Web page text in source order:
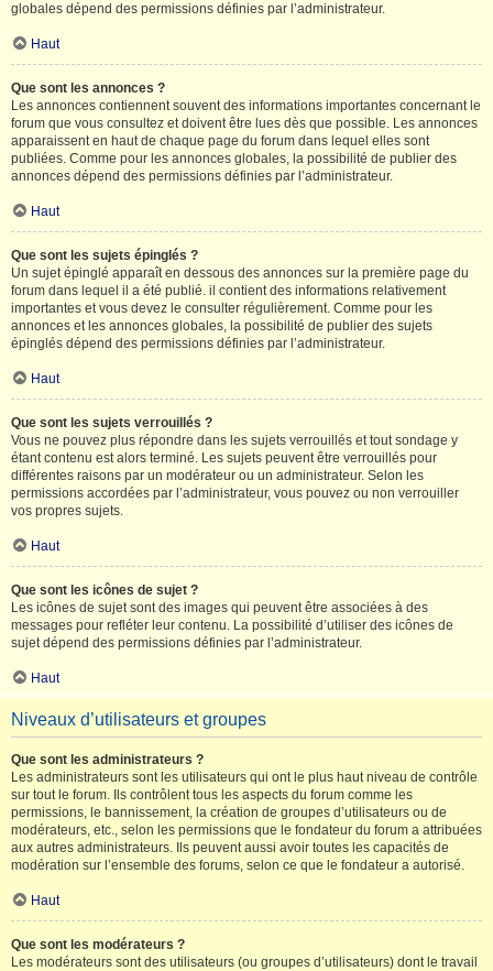
globales dépend des permissions définies par l’administrateur.
Haut
Que sont les annonces ?
Les annonces contiennent souvent des informations importantes concernant le
forum que vous consultez et doivent être lues dès que possible. Les annonces
apparaissent en haut de chaque page du forum dans lequel elles sont
publiées. Comme pour les annonces globales, la possibilité de publier des
annonces dépend des permissions définies par l’administrateur.
Haut
Que sont les sujets épinglés ?
Un sujet épinglé apparaît en dessous des annonces sur la première page du
forum dans lequel il a été publié. il contient des informations relativement
importantes et vous devez le consulter régulièrement. Comme pour les
annonces et les annonces globales, la possibilité de publier des sujets
épinglés dépend des permissions définies par l’administrateur.
Haut
Que sont les sujets verrouillés ?
Vous ne pouvez plus répondre dans les sujets verrouillés et tout sondage y
étant contenu est alors terminé. Les sujets peuvent être verrouillés pour
différentes raisons par un modérateur ou un administrateur. Selon les
permissions accordées par l’administrateur, vous pouvez ou non verrouiller
vos propres sujets.
Haut
Que sont les icônes de sujet ?
Les icônes de sujet sont des images qui peuvent être associées à des
messages pour refléter leur contenu. La possibilité d’utiliser des icônes de
sujet dépend des permissions définies par l’administrateur.
Haut
Niveaux d’utilisateurs et groupes
Que sont les administrateurs ?
Les administrateurs sont les utilisateurs qui ont le plus haut niveau de contrôle
sur tout le forum. Ils contrôlent tous les aspects du forum comme les
permissions, le bannissement, la création de groupes d’utilisateurs ou de
modérateurs, etc., selon les permissions que le fondateur du forum a attribuées
aux autres administrateurs. Ils peuvent aussi avoir toutes les capacités de
modération sur l’ensemble des forums, selon ce que le fondateur a autorisé.
Haut
Que sont les modérateurs ?
Les modérateurs sont des utilisateurs (ou groupes d’utilisateurs) dont le travail